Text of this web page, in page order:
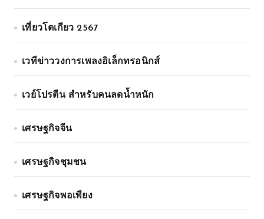
เที่ยวโตเกียว 2567
เวทีข่าววงการเพลงอิเล็กทรอนิกส์
เวย์โปรตีน สำหรับคนลดน้ำหนัก
เศรษฐกิจจีน
เศรษฐกิจชุมชน
เศรษฐกิจพอเพียง